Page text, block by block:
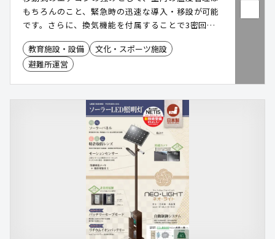
もちろんのこと、緊急時の迅速な導入・移設が可能
です。さらに、換気機能を付属することで3密回避
にも役立ちます。
教育施設・設備
文化・スポーツ施設
避難所運営